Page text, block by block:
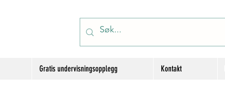
Gratis undervisningsopplegg Kontakt